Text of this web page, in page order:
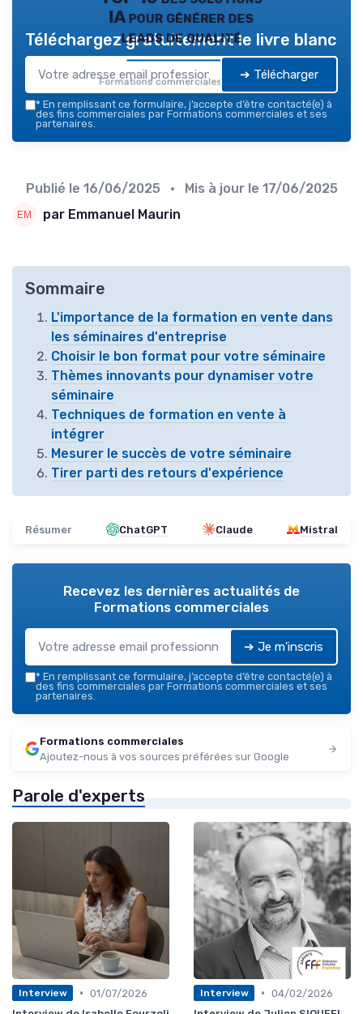
IA pour générer des
leads de qualité
Formations commerciales — 2026
Téléchargez gratuitement le livre blanc
➔ Télécharger
* En remplissant ce formulaire, j’accepte d’être contacté(e) à
des fins commerciales par Formations commerciales et ses
partenaires.
Publié le 16/06/2025 • Mis à jour le 17/06/2025
par Emmanuel Maurin
Sommaire
L'importance de la formation en vente dans
les séminaires d'entreprise
Choisir le bon format pour votre séminaire
Thèmes innovants pour dynamiser votre
séminaire
Techniques de formation en vente à
intégrer
Mesurer le succès de votre séminaire
Tirer parti des retours d'expérience
Résumer ChatGPT Claude Mistral
Recevez les dernières actualités de
Formations commerciales
➔ Je m'inscris
* En remplissant ce formulaire, j’accepte d’être contacté(e) à
des fins commerciales par Formations commerciales et ses
partenaires.
Formations commerciales
Ajoutez-nous à vos sources préférées sur Google
Parole d'experts
Interview • 01/07/2026
Interview • 04/02/2026